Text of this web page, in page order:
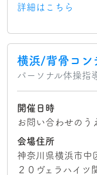
詳細はこちら
横浜/背骨コン
パーソナル体操指
開催日時
お問い合わせのう
会場住所
神奈川県横浜市中
２０ヴェラハイツ